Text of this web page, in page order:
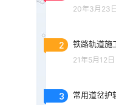
20年3月23日
2 铁路轨道施
21年5月12日
3 常用道岔护